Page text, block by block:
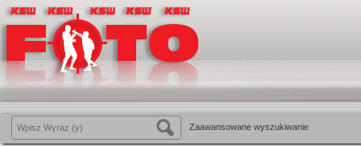
Zaawansowane wyszukiwanie